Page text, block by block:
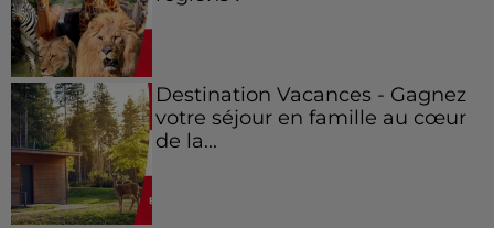
Destination Vacances - Gagnez
votre séjour en famille au cœur
de la...